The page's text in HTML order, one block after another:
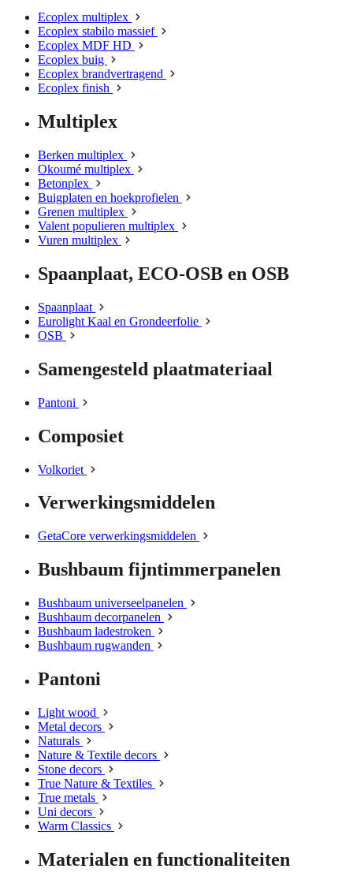
Ecoplex multiplex
Ecoplex stabilo massief
Ecoplex MDF HD
Ecoplex buig
Ecoplex brandvertragend
Ecoplex finish
Multiplex
Berken multiplex
Okoumé multiplex
Betonplex
Buigplaten en hoekprofielen
Grenen multiplex
Valent populieren multiplex
Vuren multiplex
Spaanplaat, ECO-OSB en OSB
Spaanplaat
Eurolight Kaal en Grondeerfolie
OSB
Samengesteld plaatmateriaal
Pantoni
Composiet
Volkoriet
Verwerkingsmiddelen
GetaCore verwerkingsmiddelen
Bushbaum fijntimmerpanelen
Bushbaum universeelpanelen
Bushbaum decorpanelen
Bushbaum ladestroken
Bushbaum rugwanden
Pantoni
Light wood
Metal decors
Naturals
Nature & Textile decors
Stone decors
True Nature & Textiles
True metals
Uni decors
Warm Classics
Materialen en functionaliteiten